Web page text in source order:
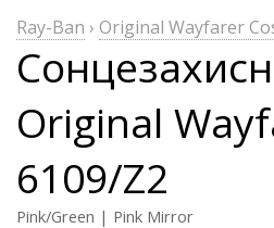
Ray-Ban › Original Wayfarer
Original
6109/Z2
Pink/Green | Pink Mirror